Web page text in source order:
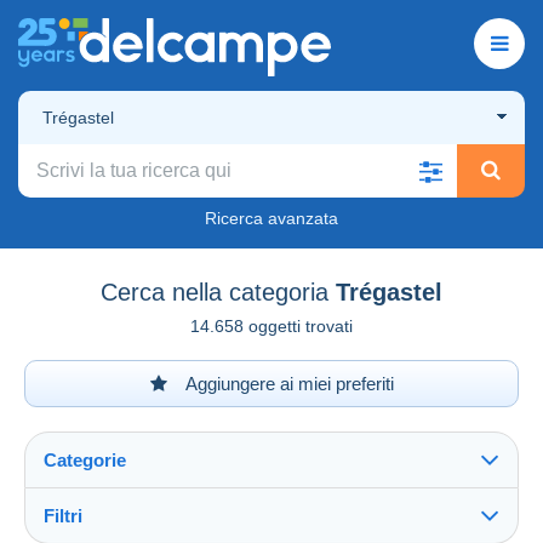
Trégastel
Ricerca avanzata
Cerca nella categoria Trégastel
14.658 oggetti trovati
Aggiungere ai miei preferiti
Categorie
Filtri